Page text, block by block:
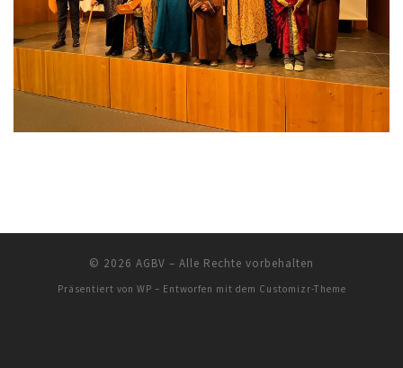
© 2026 AGBV – Alle Rechte vorbehalten
Präsentiert von WP – Entworfen mit dem Customizr-Theme